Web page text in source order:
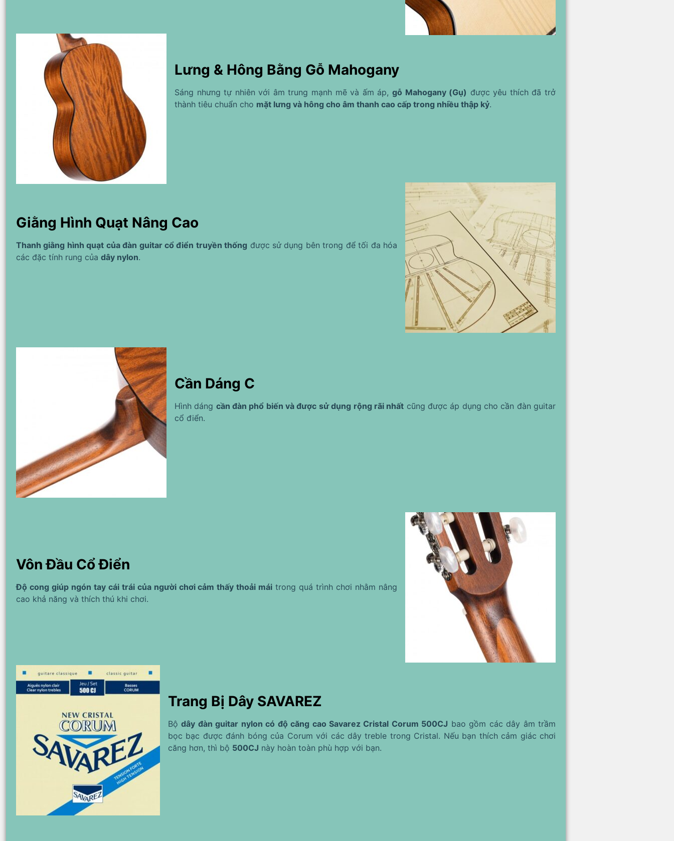
Lưng & Hông Bằng Gỗ Mahogany
Sáng nhưng tự nhiên với âm trung mạnh mẽ và ấm áp, gỗ Mahogany (Gụ) được yêu thích đã trở
thành tiêu chuẩn cho mặt lưng và hông cho âm thanh cao cấp trong nhiều thập kỷ.
Giằng Hình Quạt Nâng Cao
Thanh giằng hình quạt của đàn guitar cổ điển truyền thống được sử dụng bên trong để tối đa hóa
các đặc tính rung của dây nylon.
Cần Dáng C
Hình dáng cần đàn phổ biến và được sử dụng rộng rãi nhất cũng được áp dụng cho cần đàn guitar
cổ điển.
Vôn Đầu Cổ Điển
Độ cong giúp ngón tay cái trái của người chơi cảm thấy thoải mái trong quá trình chơi nhằm nâng
cao khả năng và thích thú khi chơi.
Trang Bị Dây SAVAREZ
Bộdây đàn guitar nylon có độ căng cao Savarez Cristal Corum 500CJ bao gồm các dây âm trầm
bọc bạc được đánh bóng của Corum với các dây treble trong Cristal. Nếu bạn thích cảm giác chơi
căng hơn, thì bộ 500CJ này hoàn toàn phù hợp với bạn.